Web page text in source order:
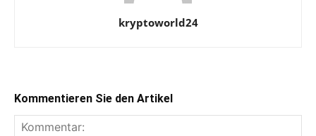
kryptoworld24
Kommentieren Sie den Artikel